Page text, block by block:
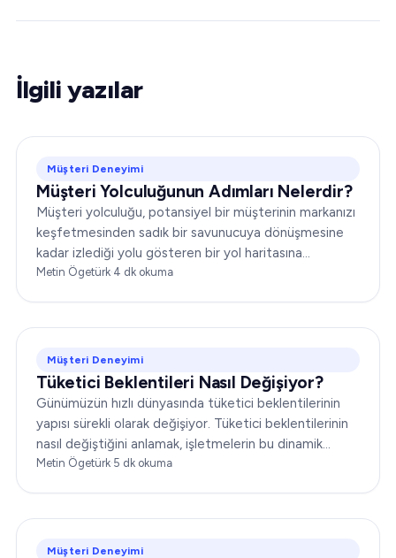
İlgili yazılar
Müşteri Deneyimi
Müşteri Yolculuğunun Adımları Nelerdir?
Müşteri yolculuğu, potansiyel bir müşterinin markanızı
keşfetmesinden sadık bir savunucuya dönüşmesine
kadar izlediği yolu gösteren bir yol haritasına
benzetilebilir. Pazarlama ve müşteri hizmetleri
Metin Ögetürk·4 dk okuma
Müşteri Deneyimi
Tüketici Beklentileri Nasıl Değişiyor?
Günümüzün hızlı dünyasında tüketici beklentilerinin
yapısı sürekli olarak değişiyor. Tüketici beklentilerinin
nasıl değiştiğini anlamak, işletmelerin bu dinamik
ortamda başarılı olabilmesi için kritik öneme sahip...
Metin Ögetürk·5 dk okuma
Müşteri Deneyimi